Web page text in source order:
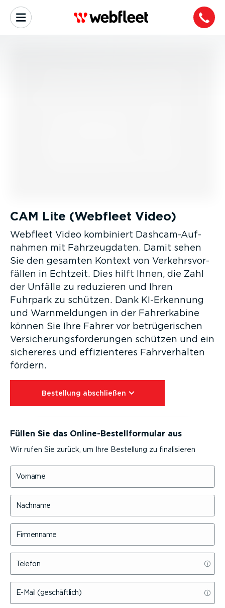
CAM Lite (Webfleet Video)
Webfleet Video kombiniert Dashcam-­Auf­
nahmen mit Fahrzeug­daten. Damit sehen
Sie den gesamten Kontext von Verkehrs­vor­
fällen in Echtzeit. Dies hilft Ihnen, die Zahl
der Unfälle zu reduzieren und Ihren
Fuhrpark zu schützen. Dank KI-Er­kennung
und Warnmel­dungen in der Fahrer­kabine
können Sie Ihre Fahrer vor betrü­ge­ri­schen
Versi­che­rungs­for­de­rungen schützen und ein
sichereres und effizi­en­teres Fahrver­halten
fördern.
Bestellung abschließen⁠
Füllen Sie das Online-­Be­stell­for­mular aus
Wir rufen Sie zurück, um Ihre Bestellung zu finali­sieren
Vorname
Nachname
Firmenname
Telefon
E-Mail (geschäftlich)